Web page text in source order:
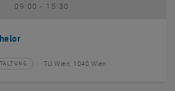
09:00- bis
15:30
TU Wien, 1040 Wien